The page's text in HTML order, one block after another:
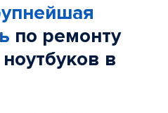
по ремонту
в